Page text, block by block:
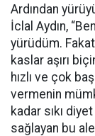
Ardından
İclal Aydın,
yürüdüm.
kaslar aşırı
hızlı ve çok
vermenin
kadar sıkı
sağlayan bu